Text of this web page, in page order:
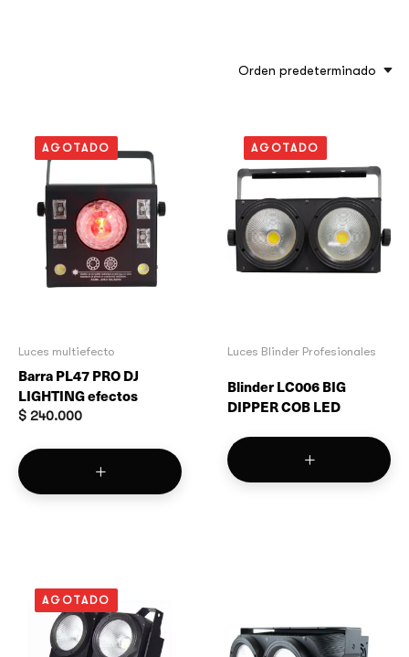
Orden predeterminado
AGOTADO
Luces multiefecto
Barra PL47 PRO DJ
LIGHTING efectos
$ 240.000
AGOTADO
Luces Blinder Profesionales
Blinder LC006 BIG
DIPPER COB LED
AGOTADO